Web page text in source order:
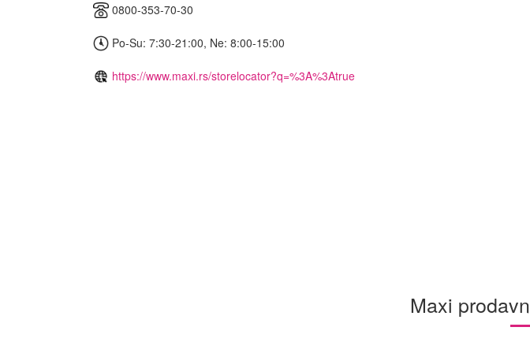
0800-353-70-30
Po-Su: 7:30-21:00, Ne: 8:00-15:00
https://www.maxi.rs/storelocator?q=%3A%3Atrue
Maxi